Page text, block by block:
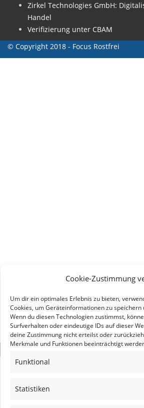
Cookie-Zustimmung
Um dir ein optimales Erlebnis zu bieten,
Cookies, um Geräteinformationen zu
Wenn du diesen Technologien zustimmst,
Surfverhalten oder eindeutige IDs auf dieser
deine Zustimmung nicht erteilst oder
Merkmale und Funktionen beeinträchtigt
Funktional
Statistiken
Zirkel Technologies GmbH:
Handel
Verifizierung unter CBAM
© Copyright 2018 - Focus Rostfrei